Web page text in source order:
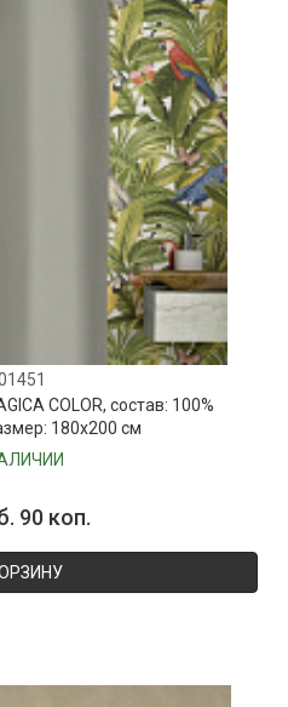
COLOR, состав: 100%
180х200 см
90 коп.